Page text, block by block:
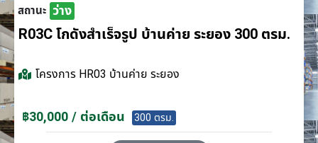
สถานะ ว่าง
R03C โกดังสำเร็จรูป บ้านค่าย ระยอง 300 ตรม.
โครงการ HR03 บ้านค่าย ระยอง
฿30,000 / ต่อเดือน 300 ตรม.